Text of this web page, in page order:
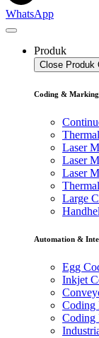
WhatsApp
Produk
Close Produk
Coding & Marking
Laser
Laser
Laser
Large
Automation &
Egg
Inkjet
Coding
Coding